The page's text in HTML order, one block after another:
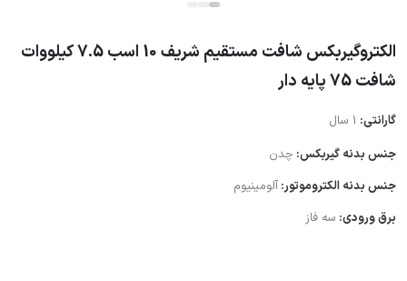
الکتروگیربکس شافت مستقیم شریف 10 اسب 7.5 کیلووات
شافت 75 پایه دار
گارانتی: 1 سال
جنس بدنه گیربکس: چدن
جنس بدنه الکتروموتور: آلومینیوم
برق ورودی: سه فاز